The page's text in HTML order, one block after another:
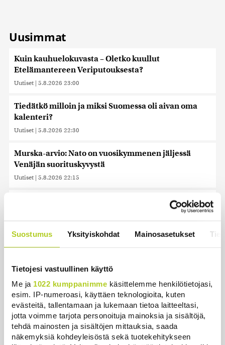
Suostumus Yksityiskohdat Mainosasetukset
Tietojesi vastuullinen käyttö
Me ja 1022 kumppanimme käsittelemme henkilötietojasi,
esim. IP-numeroasi, käyttäen teknologioita, kuten
evästeitä, tallentamaan ja lukemaan tietoa laitteeltasi,
jotta voimme tarjota personoituja mainoksia ja sisältöjä,
tehdä mainosten ja sisältöjen mittauksia, saada
näkemyksiä kohdeyleisöstä sekä tuotekehitykseen
Uusimmat
Kuin kauhuelokuvasta – Oletko kuullut
Etelämantereen Veriputouksesta?
Uutiset | 5.8.2026 23:00
Tiedätkö milloin ja miksi Suomessa oli aivan oma
kalenteri?
Uutiset | 5.8.2026 22:30
Murska-arvio: Nato on vuosikymmenen jäljessä
Venäjän suorituskyvystä
Uutiset | 5.8.2026 22:15
Reuters: FBI aloitti yhteistyön Kiinan ja Venäjän
kanssa, kriitikot huolissaan – ”Loistava peiterooli”
Nämä ihmiset sairastuvat muita herkemmin sydän-
Uutiset | 5.8.2026 22:01
Oletko ihmetellyt peilejä ikkunankarmeissa?
Tällainen oli 1800-luvun ”sosiaalinen media”
Uutiset | 5.8.2026 21:45
Harva tajusi Hitlerin olympialaisissa, mitä pinnan